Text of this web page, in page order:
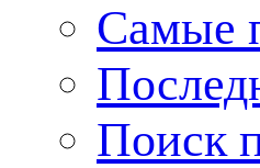
Cамые
Поиск